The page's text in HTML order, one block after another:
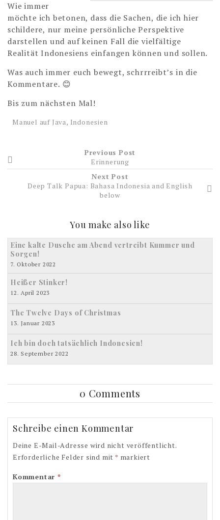
Wie immer
möchte ich betonen, dass die Sachen, die ich hier
schildere, nur meine persönliche Perspektive
darstellen und auf keinen Fall die vielfältige
Realität Indonesiens einfangen können und sollen.
Was auch immer euch bewegt, schrrreibt’s in die
Kommentare. 😊
Bis zum nächsten Mal!
Manuel auf Java, Indonesien
Previous Post
Erinnerung
Next Post
Deep Talk Papua: Bahasa Indonesia and English
below
You make also like
Eine kalte Dusche am Abend vertreibt Kummer und
Sorgen!
7. Oktober 2022
Heißer Stinker!
12. April 2023
The Twelve Days of Christmas
13. Januar 2023
Ich bin doch tatsächlich Indonesien!
28. September 2022
0 Comments
Schreibe einen Kommentar
Deine E-Mail-Adresse wird nicht veröffentlicht.
Erforderliche Felder sind mit * markiert
Kommentar*